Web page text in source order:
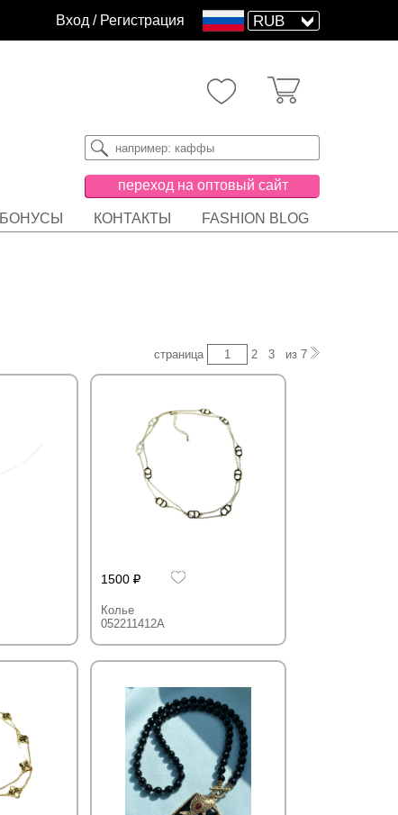
Вход / Регистрация
БОНУСЫ КОНТАКТЫ FASHION BLOG
переход на оптовый сайт
страница 2 3 из 7
1500
Колье
052211412A